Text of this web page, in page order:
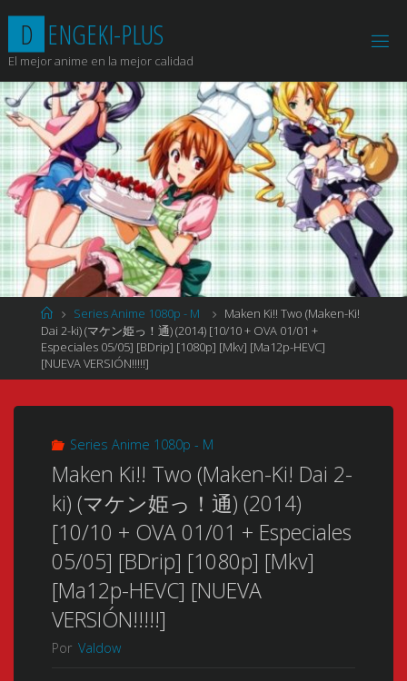
contenido
D ENGEKI-PLUS
El mejor anime en la mejor calidad
Página
de
Inicio
Series Anime 1080p - M
Maken Ki!! Two (Maken-Ki!
Dai 2-ki) (マケン姫っ！通) (2014) [10/10 + OVA 01/01 +
Especiales 05/05] [BDrip] [1080p] [Mkv] [Ma12p-HEVC]
[NUEVA VERSIÓN!!!!!]
Series Anime 1080p - M
Maken Ki!! Two (Maken-Ki! Dai 2-
ki) (マケン姫っ！通) (2014)
[10/10 + OVA 01/01 + Especiales
05/05] [BDrip] [1080p] [Mkv]
[Ma12p-HEVC] [NUEVA
VERSIÓN!!!!!]
Por Valdow